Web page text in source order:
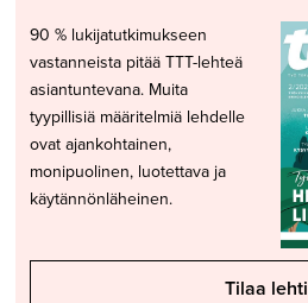
90 % lukijatutkimukseen
vastanneista pitää TTT-lehteä
asiantuntevana. Muita
tyypillisiä määritelmiä lehdelle
ovat ajankohtainen,
monipuolinen, luotettava ja
käytännönläheinen.
Tilaa lehti